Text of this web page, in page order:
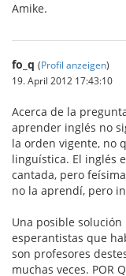
Amike.
fo_q (Profil anzeigen)
19. April 2012 17:43:10
Acerca de la
aprender inglés no
la orden vigente, no
linguística. El inglés
cantada, pero
no la aprendí, pero
Una posible
esperantistas que
son profesores
muchas veces. POR